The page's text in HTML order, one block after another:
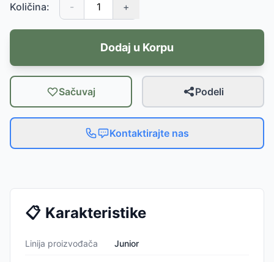
Količina: - +
Dodaj u Korpu
Sačuvaj Podeli
Kontaktirajte nas
📋 Karakteristike
Linija proizvođača Junior